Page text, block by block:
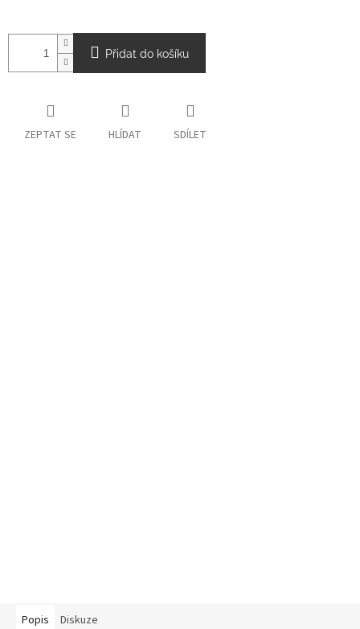
Přidat do košíku
ZEPTAT SE HLÍDAT SDÍLET
Popis Diskuze